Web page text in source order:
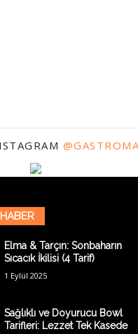
Elma & Tarçın: Sonbaharın
Sıcacık İkilisi (4 Tarif)
1 Eylül 2025
Sağlıklı ve Doyurucu Bowl
Tarifleri: Lezzet Tek Kasede